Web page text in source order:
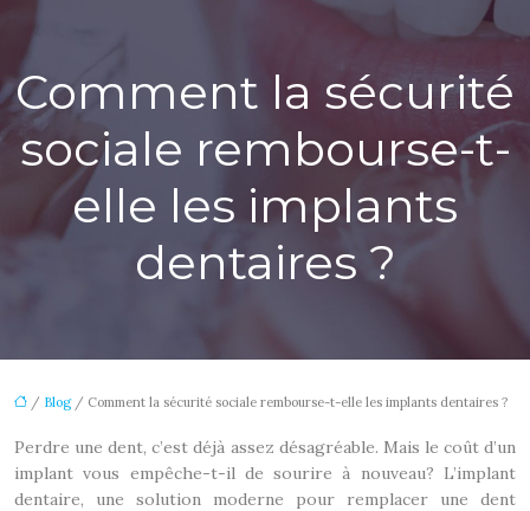
Comment la sécurité
sociale rembourse-t-
elle les implants
dentaires ?
/ Blog/ Comment la sécurité sociale rembourse-t-elle les implants dentaires ?
Perdre une dent, c’est déjà assez désagréable. Mais le coût d’un
implant vous empêche-t-il de sourire à nouveau? L’implant
dentaire, une solution moderne pour remplacer une dent